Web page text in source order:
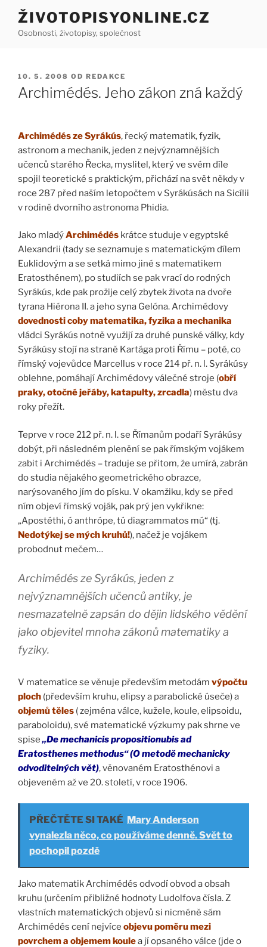
Přejít
obsahu
ŽIVOTOPISYONLINE.CZ
Osobnosti, životopisy, společnost
PUBLIKOVÁNO
10. 5. 2008 OD REDAKCE
Archimédés. Jeho zákon zná každý
Archimédés ze Syrákús, řecký matematik, fyzik,
astronom a mechanik, jeden z nejvýznamnějších
učenců starého Řecka, myslitel, který ve svém díle
spojil teoretické s praktickým, přichází na svět někdy v
roce 287 před naším letopočtem v Syrákúsách na Sicílii
v rodině dvorního astronoma Phidia.
Jako mladýArchimédés krátce studuje v egyptské
Alexandrii (tady se seznamuje s matematickým dílem
Euklidovým a se setká mimo jiné s matematikem
Eratosthénem), po studiích se pak vrací do rodných
Syrákús, kde pak prožije celý zbytek života na dvoře
tyrana Hiérona II. a jeho syna Gelóna. Archimédovy
dovednosti coby matematika, fyzika a mechanika
vládci Syrákús notně využijí za druhé punské války, kdy
Syrákúsy stojí na straně Kartága proti Římu – poté, co
římský vojevůdce Marcellus v roce 214 př. n. l. Syrákúsy
oblehne, pomáhají Archimédovy válečné stroje (obří
praky, otočné jeřáby, katapulty, zrcadla) městu dva
roky přežít.
Teprve v roce 212 př. n. l. se Římanům podaří Syrákúsy
dobýt, při následném plenění se pak římským vojákem
zabit i Archimédés – traduje se přitom, že umírá, zabrán
do studia nějakého geometrického obrazce,
narýsovaného jím do písku. V okamžiku, kdy se před
ním objeví římský voják, pak prý jen vykřikne:
„Apostéthi, ó anthrópe, tú diagrammatos mú“ (tj.
Nedotýkej se mých kruhů!), načež je vojákem
probodnut mečem…
Archimédés ze Syrákús, jeden z
nejvýznamnějších učenců antiky, je
nesmazatelně zapsán do dějin lidského vědění
jako objevitel mnoha zákonů matematiky a
fyziky.
V matematice se věnuje především metodám výpočtu
ploch (především kruhu, elipsy a parabolické úseče) a
objemů těles ( zejména válce, kužele, koule, elipsoidu,
paraboloidu), své matematické výzkumy pak shrne ve
spise„De mechanicis propositionubis ad
Eratosthenes methodus“ (O metodě mechanicky
odvoditelných vět), věnovaném Eratosthénovi a
objeveném až ve 20. století, v roce 1906.
PŘEČTĚTE SI TAKÉ Mary Anderson
vynalezla něco, co používáme denně. Svět to
pochopil pozdě
Jako matematik Archimédés odvodí obvod a obsah
kruhu (určením přibližné hodnoty Ludolfova čísla. Z
vlastních matematických objevů si nicméně sám
Archimédés cení nejvíce objevu poměru mezi
povrchem a objemem koulea jí opsaného válce (jde o